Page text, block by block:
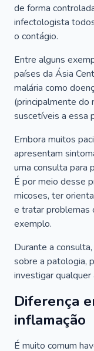
de forma
infectologista
o contágio.
Entre alguns
países da Ásia
malária como
(principalmente do
suscetíveis a essa
Embora muitos
apresentam
uma consulta para
É por meio desse
micoses, ter
e tratar problemas
exemplo.
Durante a
sobre a patologia,
investigar
Diferença
inflamação
É muito comum